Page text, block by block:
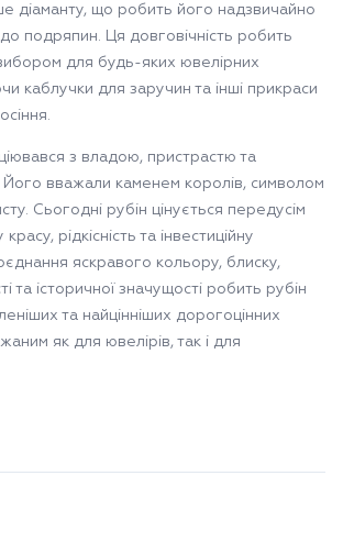
діаманту, що робить його надзвичайно
до подряпин. Ця довговічність робить
для будь-яких ювелірних
каблучки для заручин та інші прикраси
з владою, пристрастю та
вважали каменем королів, символом
Сьогодні рубін цінується передусім
рідкісність та інвестиційну
яскравого кольору, блиску,
та історичної значущості робить рубін
та найцінніших дорогоцінних
як для ювелірів, так і для